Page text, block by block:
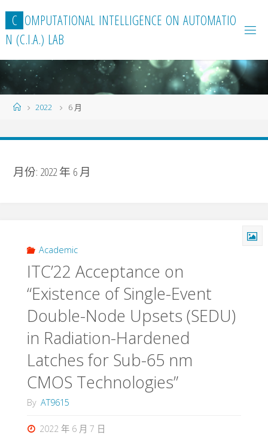
content
C OMPUTATIONAL INTELLIGENCE ON AUTOMATIO
N (C.I.A.) LAB
Home2022 6 月
月份: 2022 年 6 月
Academic
ITC’22 Acceptance on
“Existence of Single-Event
Double-Node Upsets (SEDU)
in Radiation-Hardened
Latches for Sub-65 nm
CMOS Technologies”
By AT9615
2022 年 6 月 7 日